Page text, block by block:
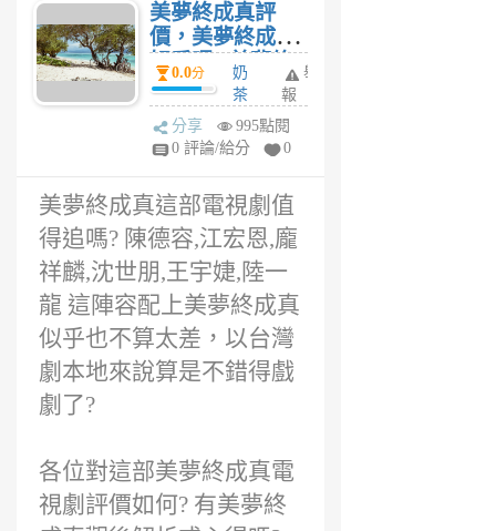
美夢終成真評
價，美夢終成真
好看嗎? 美夢終
成真心得?
0.0分
奶
茶
媽
6
舉
報
分享
995點閱
0 評論/給分
0
美夢終成真這部電視劇值
得追嗎? 陳德容,江宏恩,龐
祥麟,沈世朋,王宇婕,陸一
龍 這陣容配上美夢終成真
似乎也不算太差，以台灣
劇本地來說算是不錯得戲
劇了?
各位對這部美夢終成真電
視劇評價如何? 有美夢終